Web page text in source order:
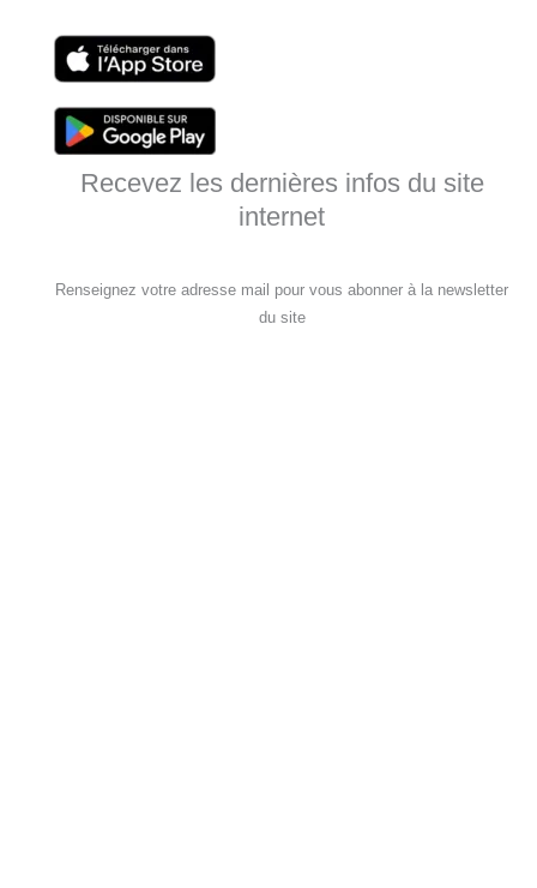
Recevez les dernières infos du site
internet
Renseignez votre adresse mail pour vous abonner à la newsletter
du site